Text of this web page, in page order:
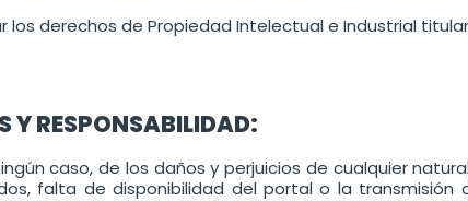
los derechos de Propiedad Intelectual e Industrial
Y RESPONSABILIDAD:
caso, de los daños y perjuicios de cualquier
falta de disponibilidad del portal o la transmisión